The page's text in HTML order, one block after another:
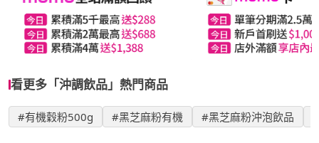
看更多「沖調飲品」熱門商品
#有機穀粉500g #黑芝麻粉有機 #黑芝麻粉沖泡飲品